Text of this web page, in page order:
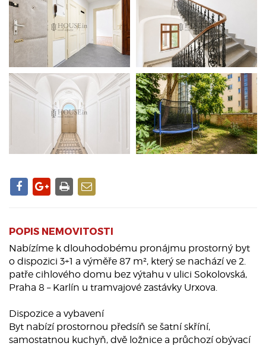
POPIS NEMOVITOSTI
Nabízíme k dlouhodobému pronájmu prostorný byt
o dispozici 3+1 a výměře 87 m², který se nachází ve 2.
patře cihlového domu bez výtahu v ulici Sokolovská,
Praha 8 – Karlín u tramvajové zastávky Urxova.
Dispozice a vybavení
Byt nabízí prostornou předsíň se šatní skříní,
samostatnou kuchyň, dvě ložnice a průchozí obývací